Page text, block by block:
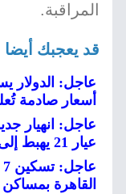
المراقبة.
قد يعجبك
أسعار صادمة
عاجل: انهيار
عيار 21 يهبط إلى 5650 جنيهاً!
القاهرة